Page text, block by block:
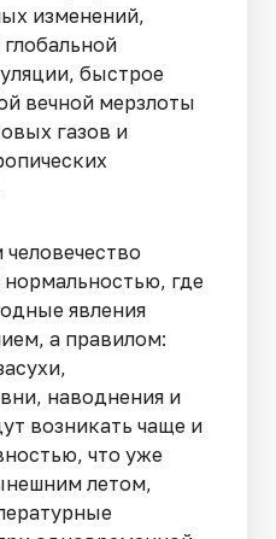
изменений,
быстрое
вечной мерзлоты
газов и
нормальностью, где
явления
а правилом:
наводнения и
возникать чаще и
что уже
летом,